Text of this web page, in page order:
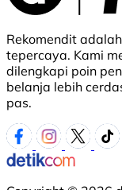
Rekomendit
tepercaya. Kami
dilengkapi poin
belanja lebih
pas.